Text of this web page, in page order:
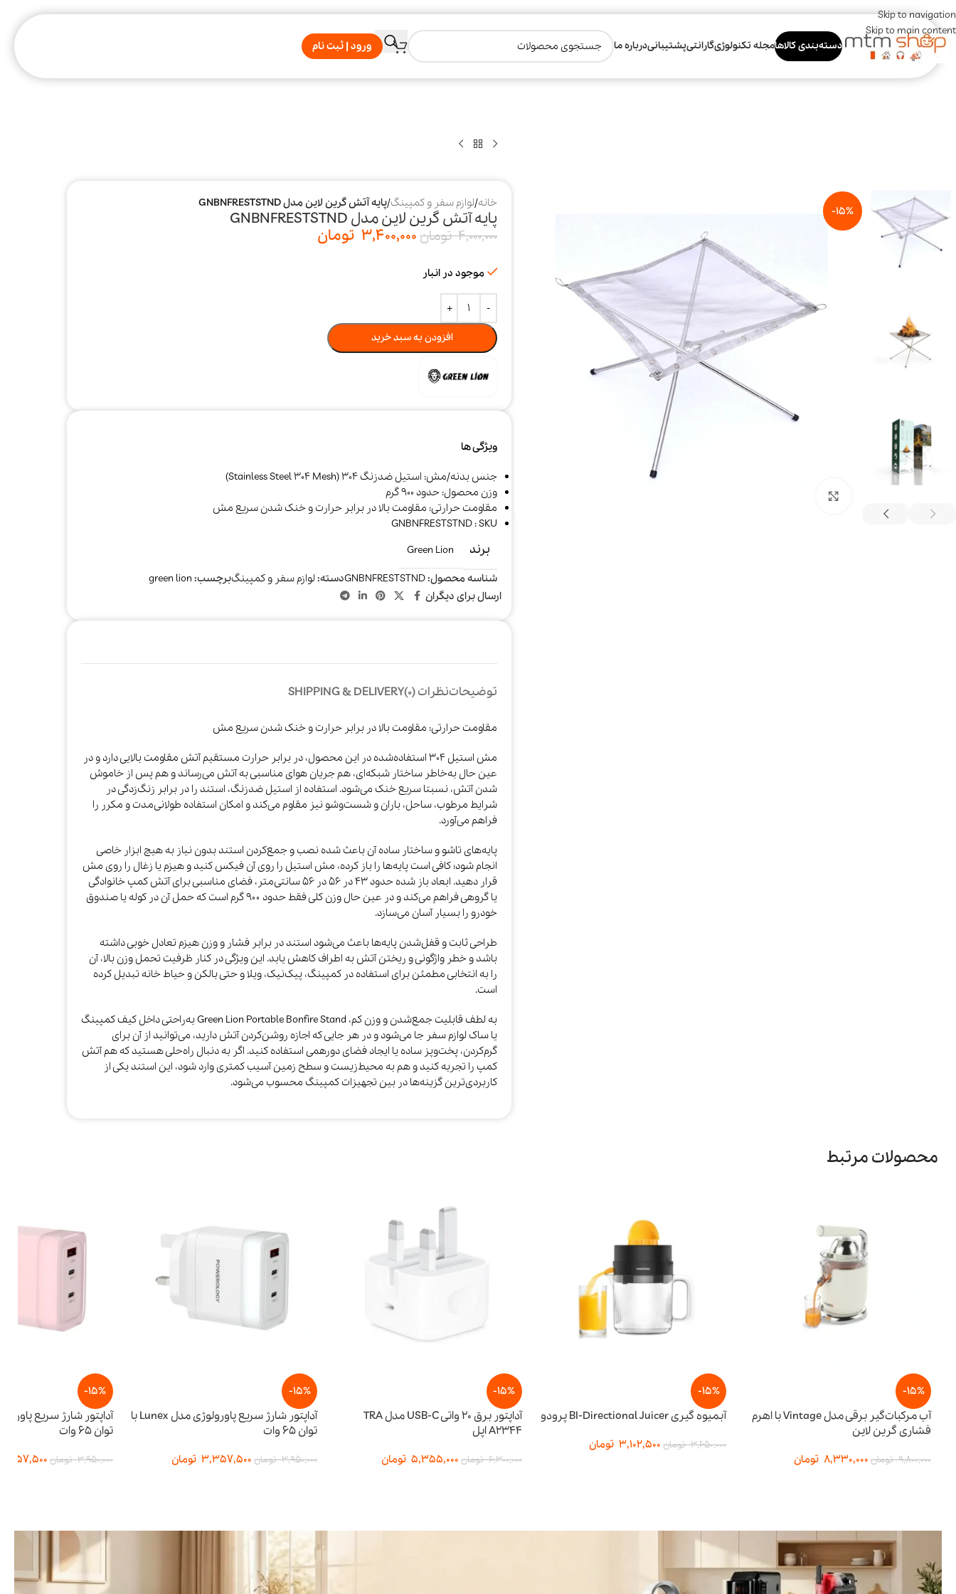
Skip to navigation
Skip to main content
دسته‌بندی کالاها
خوشبو کننده هوا
سرمایش و
مجله تکنولوژیگارانتیپشتیبانیدرباره ما ورود | ثبت نام
-15%
خانه/لوازم سفر و کمپینگ/پایه آتش گرین لاین مدل GNBNFRESTSTND
پایه آتش گرین لاین مدل GNBNFRESTSTND
4,000,000 تومان3,400,000 تومان
موجود در انبار
افزودن به سبد خرید
ویژگی ها
جنس بدنه/مش: استیل ضدزنگ 304 (Stainless Steel 304 Mesh)
وزن محصول: حدود 900 گرم
مقاومت حرارتی: مقاومت بالا در برابر حرارت و خنک‌ شدن سریع مش
GNBNFRESTSTND : SKU
برند
Green Lion
شناسه محصول:GNBNFRESTSTNDدسته: لوازم سفر و کمپینگبرچسب: green lion
ارسال برای دیگران
توضیحاتنظرات (0) SHIPPING & DELIVERY
مقاومت حرارتی: مقاومت بالا در برابر حرارت و خنک‌ شدن سریع مش
مش استیل 304 استفاده‌شده در این محصول، در برابر حرارت مستقیم آتش مقاومت بالایی دارد و در
عین حال به‌خاطر ساختار شبکه‌ای، هم جریان هوای مناسبی به آتش می‌رساند و هم پس از خاموش
شدن آتش، نسبتا سریع خنک می‌شود. استفاده از استیل ضدزنگ، استند را در برابر زنگ‌زدگی در
شرایط مرطوب، ساحل، باران و شست‌وشو نیز مقاوم می‌کند و امکان استفاده طولانی‌مدت و مکرر را
فراهم می‌آورد.
پایه‌های تاشو و ساختار ساده آن باعث شده نصب و جمع‌کردن استند بدون نیاز به هیچ ابزار خاصی
انجام شود؛ کافی است پایه‌ها را باز کرده، مش استیل را روی آن فیکس کنید و هیزم یا زغال را روی مش
قرار دهید. ابعاد باز شده حدود ۴۳ در ۵۶ در ۵۶ سانتی‌متر، فضای مناسبی برای آتش کمپ خانوادگی
یا گروهی فراهم می‌کند و در عین حال وزن کلی فقط حدود ۹۰۰ گرم است که حمل آن در کوله یا صندوق
خودرو را بسیار آسان می‌سازد.
طراحی ثابت و قفل‌شدن پایه‌ها باعث می‌شود استند در برابر فشار و وزن هیزم تعادل خوبی داشته
باشد و خطر واژگونی و ریختن آتش به اطراف کاهش یابد. این ویژگی در کنار ظرفیت تحمل وزن بالا، آن
را به انتخابی مطمئن برای استفاده در کمپینگ، پیک‌نیک، ویلا و حتی بالکن و حیاط خانه تبدیل کرده
است.
به لطف قابلیت جمع‌شدن و وزن کم، Green Lion Portable Bonfire Stand به‌راحتی داخل کیف کمپینگ
یا ساک لوازم سفر جا می‌شود و در هر جایی که اجازه روشن‌کردن آتش دارید، می‌توانید از آن برای
گرم‌کردن، پخت‌وپز ساده یا ایجاد فضای دورهمی استفاده کنید. اگر به دنبال راه‌حلی هستید که هم آتش
کمپ را تجربه کنید و هم به محیط‌زیست و سطح زمین آسیب کمتری وارد شود، این استند یکی از
کاربردی‌ترین گزینه‌ها در بین تجهیزات کمپینگ محسوب می‌شود.
محصولات مرتبط
آب مرکبات‌گیر برقی مدل Vintage با اهرم
تومان
آبمیوه گیری BI-Directional Juicer پرودو
3,102,500 تومان
آداپتور برق 20 واتی USB-C مدل TRA
5,355,000 تومان
آداپتور شارژ سریع پاورولوژی مدل Lunex با
3,950,000
3,357,500 تومان
آداپتور شارژ سریع پاورولوژی مدل Lunex با
3,950,000 تومان 3,357,500 تومان